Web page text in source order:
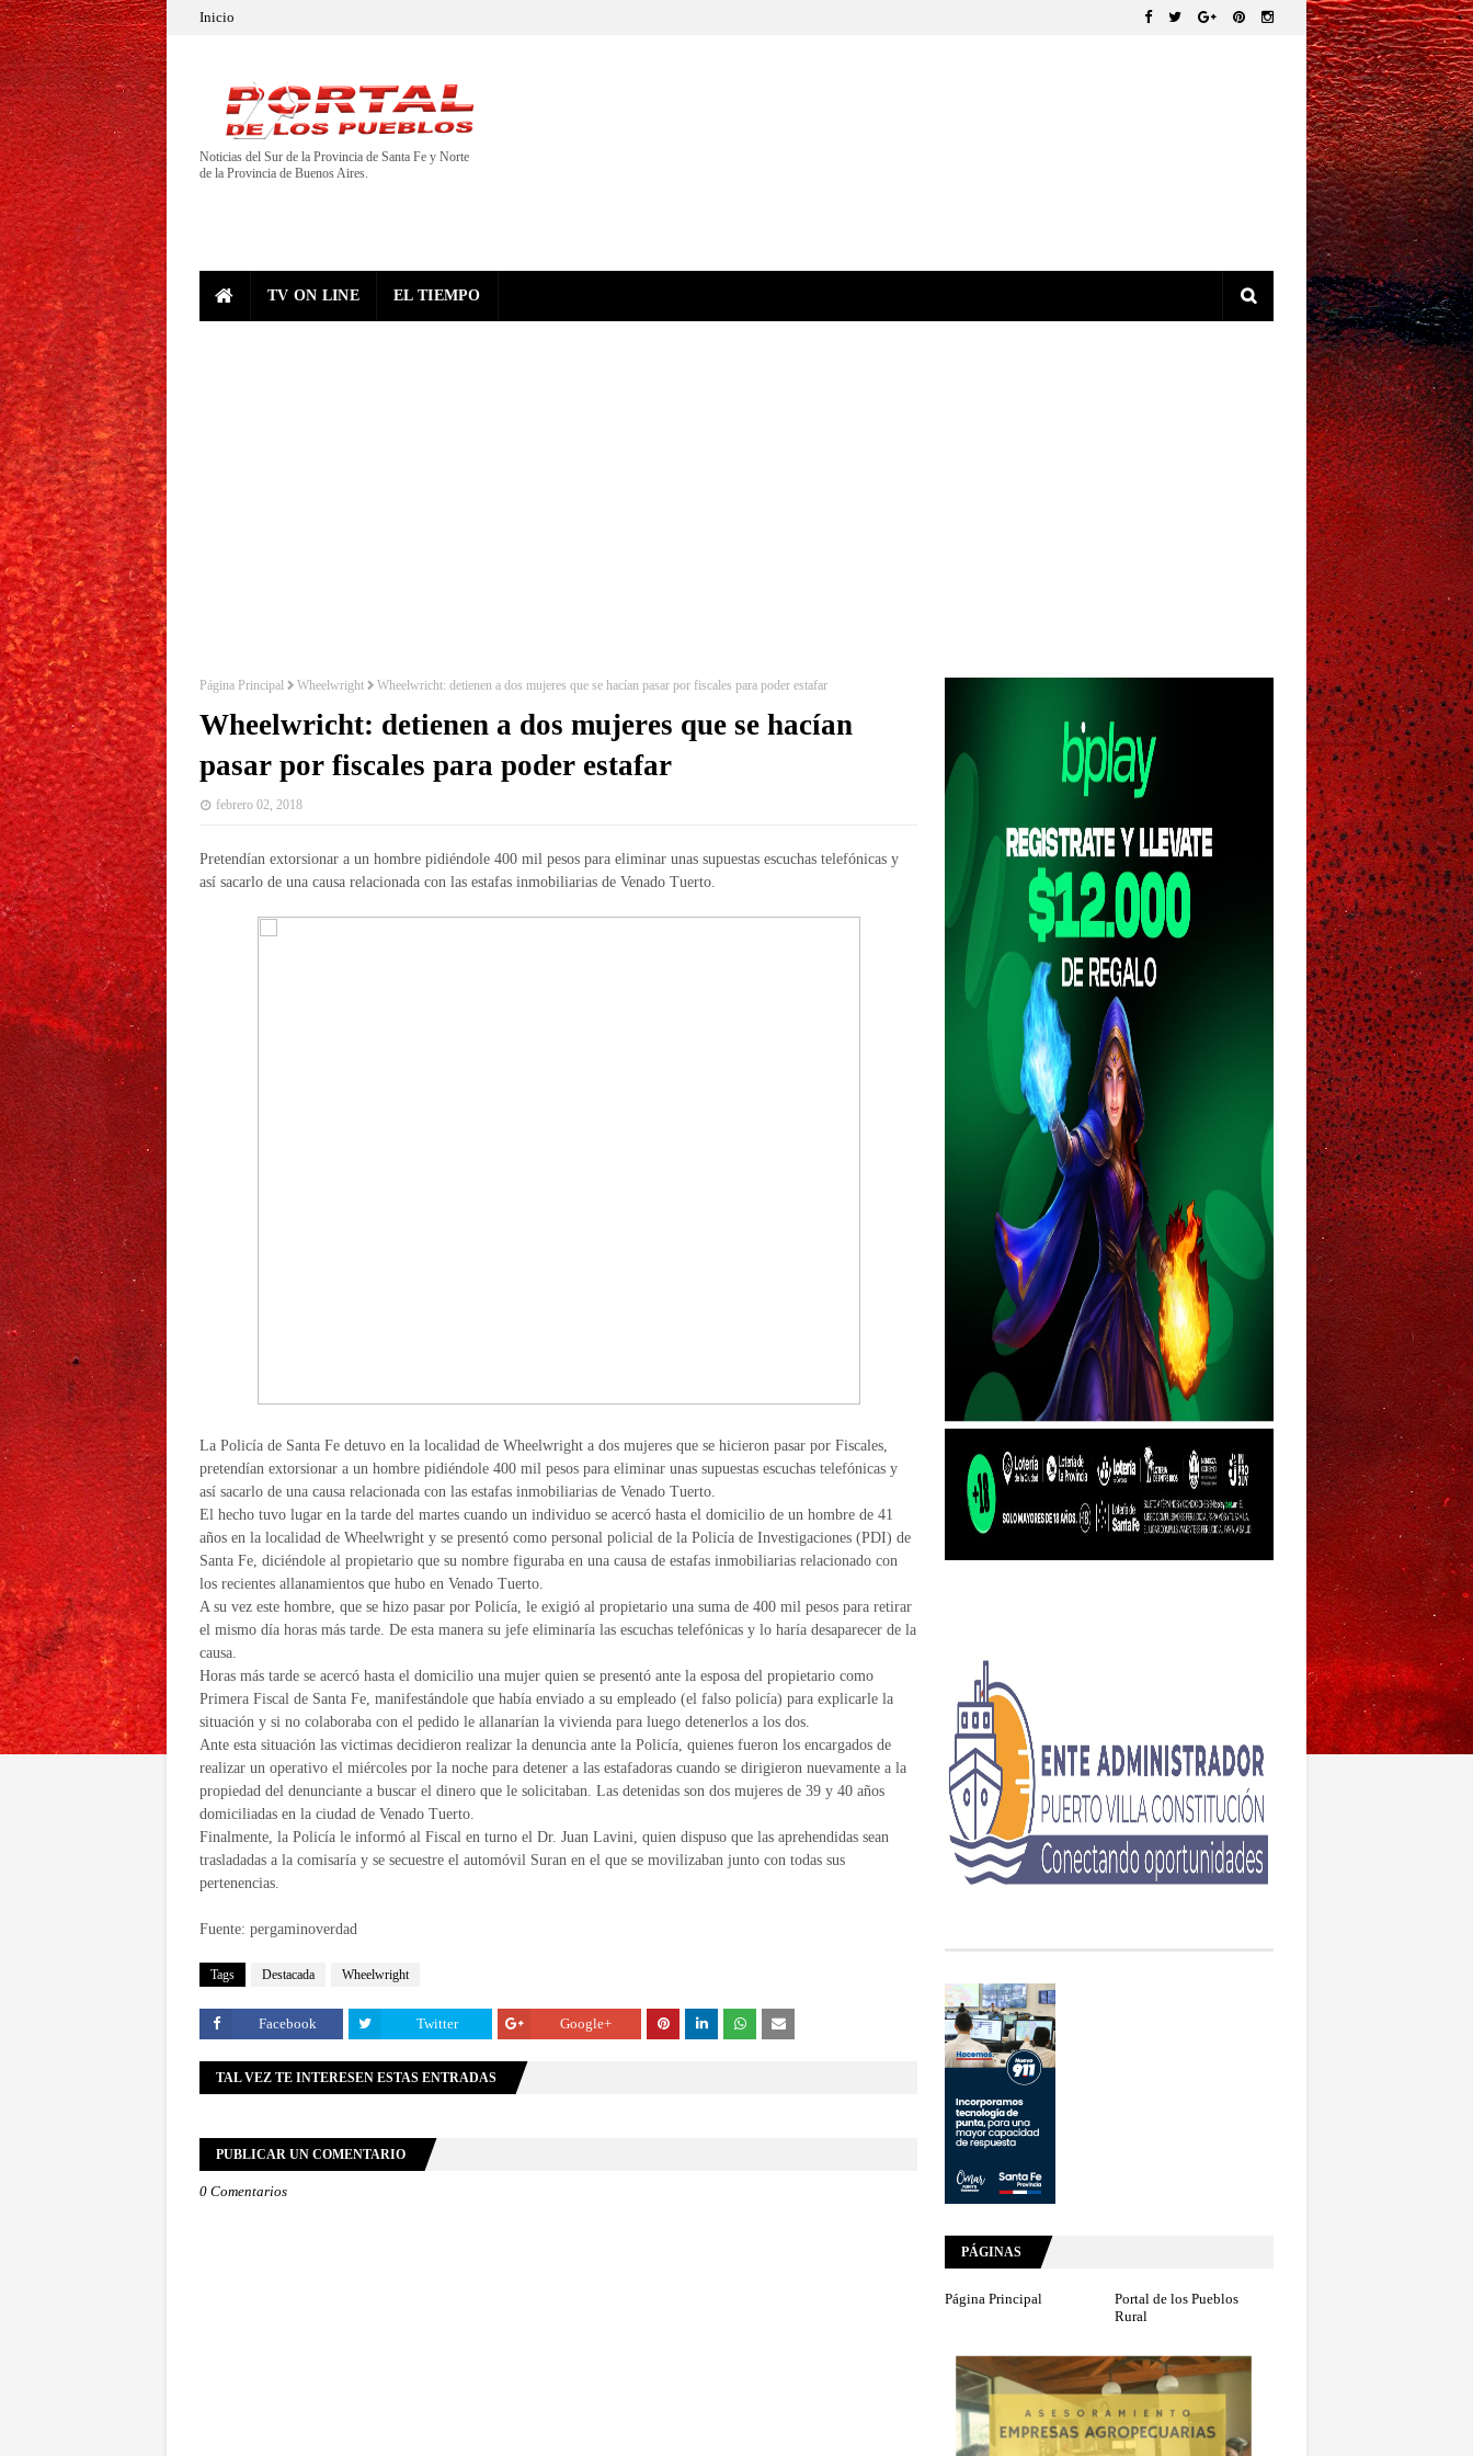
Inicio
Noticias del Sur de la Provincia de Santa Fe y Norte
de la Provincia de Buenos Aires.
TV ON LINE EL TIEMPO
Página Principal Wheelwright Wheelwricht: detienen a dos mujeres que se hacían pasar por fiscales para poder estafar
Wheelwricht: detienen a dos mujeres que se hacían
pasar por fiscales para poder estafar
febrero 02, 2018
Pretendían extorsionar a un hombre pidiéndole 400 mil pesos para eliminar unas supuestas escuchas telefónicas y
así sacarlo de una causa relacionada con las estafas inmobiliarias de Venado Tuerto.
La Policía de Santa Fe detuvo en la localidad de Wheelwright a dos mujeres que se hicieron pasar por Fiscales,
pretendían extorsionar a un hombre pidiéndole 400 mil pesos para eliminar unas supuestas escuchas telefónicas y
así sacarlo de una causa relacionada con las estafas inmobiliarias de Venado Tuerto.
El hecho tuvo lugar en la tarde del martes cuando un individuo se acercó hasta el domicilio de un hombre de 41
años en la localidad de Wheelwright y se presentó como personal policial de la Policía de Investigaciones (PDI) de
Santa Fe, diciéndole al propietario que su nombre figuraba en una causa de estafas inmobiliarias relacionado con
los recientes allanamientos que hubo en Venado Tuerto.
A su vez este hombre, que se hizo pasar por Policía, le exigió al propietario una suma de 400 mil pesos para retirar
el mismo día horas más tarde. De esta manera su jefe eliminaría las escuchas telefónicas y lo haría desaparecer de la
causa.
Horas más tarde se acercó hasta el domicilio una mujer quien se presentó ante la esposa del propietario como
Primera Fiscal de Santa Fe, manifestándole que había enviado a su empleado (el falso policía) para explicarle la
situación y si no colaboraba con el pedido le allanarían la vivienda para luego detenerlos a los dos.
Ante esta situación las victimas decidieron realizar la denuncia ante la Policía, quienes fueron los encargados de
realizar un operativo el miércoles por la noche para detener a las estafadoras cuando se dirigieron nuevamente a la
propiedad del denunciante a buscar el dinero que le solicitaban. Las detenidas son dos mujeres de 39 y 40 años
domiciliadas en la ciudad de Venado Tuerto.
Finalmente, la Policía le informó al Fiscal en turno el Dr. Juan Lavini, quien dispuso que las aprehendidas sean
trasladadas a la comisaría y se secuestre el automóvil Suran en el que se movilizaban junto con todas sus
pertenencias.
Fuente: pergaminoverdad
Tags Destacada Wheelwright
Facebook Twitter Google+
TAL VEZ TE INTERESEN ESTAS ENTRADAS
PUBLICAR UN COMENTARIO
0 Comentarios
PÁGINAS
Página Principal
Portal de los Pueblos
Rural